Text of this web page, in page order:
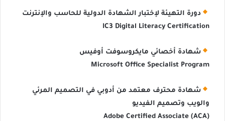
دورة التهيئة لإختبار الشهادة الدولية للحاسب والإنترنت
IC3 Digital Literacy Certification
شهادة أخصائي مايكروسوفت أوفيس
Microsoft Office Specialist Program
شهادة محترف معتمد من أدوبي في التصميم المرئي
والويب وتصميم الفيديو
Adobe Certified Associate (ACA)